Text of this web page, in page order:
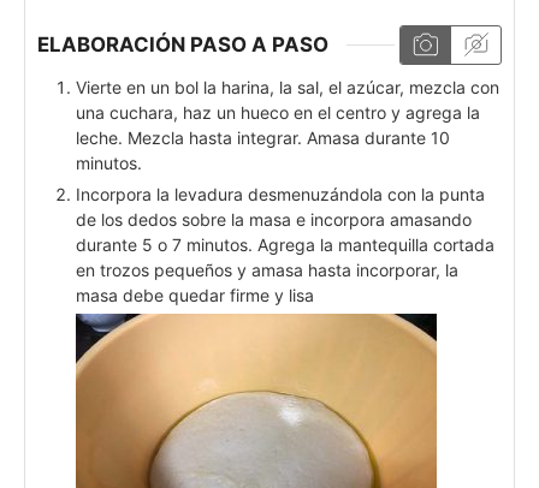
ELABORACIÓN PASO A PASO
Vierte en un bol la harina, la sal, el azúcar, mezcla con
una cuchara, haz un hueco en el centro y agrega la
leche. Mezcla hasta integrar. Amasa durante 10
minutos.
Incorpora la levadura desmenuzándola con la punta
de los dedos sobre la masa e incorpora amasando
durante 5 o 7 minutos. Agrega la mantequilla cortada
en trozos pequeños y amasa hasta incorporar, la
masa debe quedar firme y lisa